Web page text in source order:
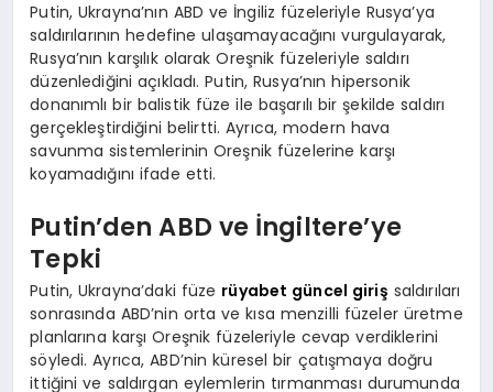
Putin, Ukrayna’nın ABD ve İngiliz füzeleriyle Rusya’ya
saldırılarının hedefine ulaşamayacağını vurgulayarak,
Rusya’nın karşılık olarak Oreşnik füzeleriyle saldırı
düzenlediğini açıkladı. Putin, Rusya’nın hipersonik
donanımlı bir balistik füze ile başarılı bir şekilde saldırı
gerçekleştirdiğini belirtti. Ayrıca, modern hava
savunma sistemlerinin Oreşnik füzelerine karşı
koyamadığını ifade etti.
Putin’den ABD ve İngiltere’ye
Tepki
Putin, Ukrayna’daki füze rüyabet güncel giriş saldırıları
sonrasında ABD’nin orta ve kısa menzilli füzeler üretme
planlarına karşı Oreşnik füzeleriyle cevap verdiklerini
söyledi. Ayrıca, ABD’nin küresel bir çatışmaya doğru
ittiğini ve saldırgan eylemlerin tırmanması durumunda